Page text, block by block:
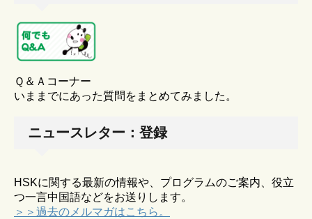
Ｑ＆Ａコーナー
いままでにあった質問をまとめてみました。
ニュースレター：登録
HSKに関する最新の情報や、プログラムのご案内、役立
つ一言中国語などをお送りします。
＞＞過去のメルマガはこちら。